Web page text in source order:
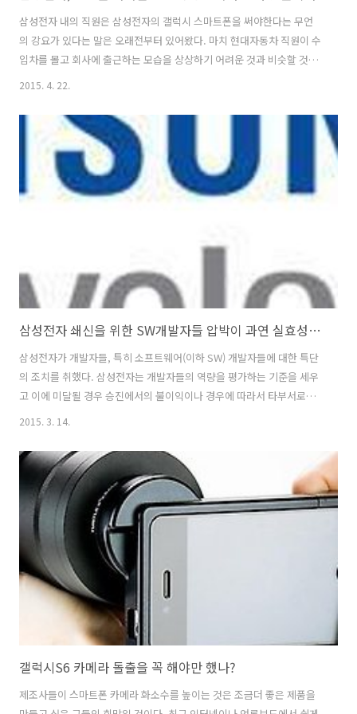
삼성전자 내의 직원은 삼성전자의 갤럭시 스마트폰을 써야한다는 무언
의 강요가 있다는 말은 오래전부터 있어왔다. 마치 현대자동차 직원이 수
입차를 몰고 회사에 출근하는 모습을 상상하기 어려운 것과 비슷할 것이
다. 하지만, 어디까지나 노골적인 푸시가 아니라 일종의 "눈치"라는 차원
직원들에게 갤럭시 아닌 타사의 스마트폰을 사용하지 못하도록 (치사
한?) 권면을 하고 있는 것으로 보인다. 이것이 직접적이든 간접적이든 단
순한 "눈치" 차원이 아니라 삼성전자가 계획적이고 제도적으로 자사의
직원들에게 스마트폰 선택의 자율성을 심각하게 훼손시키고 삼성맨이니
삼성제품을 쓰라는 강요를 하고 있는 것이다. 삼성전자의 무선사업부 인
2015. 4. 22.
삼성전자 쇄신을 위한 SW개발자들 압박이 과연 실효성이 있나?
삼성전자가 개발자들, 특히 소프트웨어(이하 SW) 개발자들에 대한 특단
의 조치를 취했다. 삼성전자는 개발자들의 역량을 평가하는 기준을 세우
고 이에 미달될 경우 승진에서의 불이익이나 경우에 따라서 타부서로의
이동도 불사하겠다고 밝혔다. 이는 자사의 개발자들의 역량을 키우고 높
의 직원 DNA를 높이겠다는 뜻으로 풀이가 되기도 한다. 삼성전자의 이
와 같은 조치는 인적 쇄신에 대해 삼성전자가 깊이 인지하고 있다는 증거
이기도 한다. 물론 사회적으로 이 문제를 이해하자면, 노사문제로 시작해
서 인권, 근무조건, 경쟁문제, 인력조정 등 다양한 사안으로 풀이가 되겠
지만, 필자는 먼저 삼성전자의 본질적 의도에 대해서 접근하고 사회적 문
제는 결말에 다루..
2015. 3. 14.
갤럭시S6 카메라 돌출을 꼭 해야만 했나?
제조사들이 스마트폰 카메라 화소수를 높이는 것은 조금더 좋은 제품을